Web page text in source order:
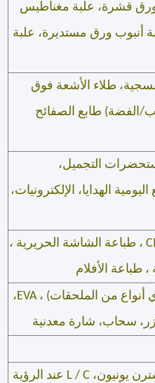
ورق قشرة، علبة مغناطيس
أنبوب ورق مستديرة، علبة
طلاء الأشعة فوق
الفضة) طابع الصفائح
مستحضرات التجميل،
الهدايا، الإلكترونيات،
طباعة الأوفست بالألوان CMYK 4 ، طباعة CMYK + 2C ، طباعة الشاشة الحريرية ،
PVC/PET/PP نافذة، شريط، مغناطيس ((نحن نقبل أي أنواع من الملحقات) ، EVA،
30% دفع مقدم + 70% رصيد قبل الشحن؛ T / T، ويسترن يونيون، L / C عند الرؤية